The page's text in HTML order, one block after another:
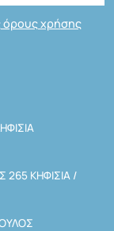
όρους χρήσης
265 ΚΗΦΙΣΙΑ /